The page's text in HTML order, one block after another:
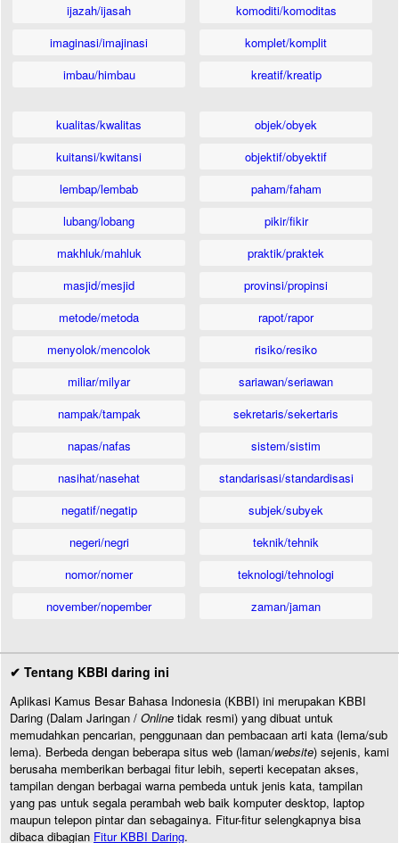
ijazah/ijasah
imaginasi/imajinasi
imbau/himbau
komoditi/komoditas
komplet/komplit
kreatif/kreatip
kualitas/kwalitas
kuitansi/kwitansi
lembap/lembab
lubang/lobang
makhluk/mahluk
masjid/mesjid
metode/metoda
menyolok/mencolok
miliar/milyar
nampak/tampak
napas/nafas
nasihat/nasehat
negatif/negatip
negeri/negri
nomor/nomer
november/nopember
objek/obyek
objektif/obyektif
paham/faham
pikir/fikir
praktik/praktek
provinsi/propinsi
rapot/rapor
risiko/resiko
sariawan/seriawan
sekretaris/sekertaris
sistem/sistim
standarisasi/standardisasi
subjek/subyek
teknik/tehnik
teknologi/tehnologi
zaman/jaman
✔ Tentang KBBI daring ini
Aplikasi Kamus Besar Bahasa Indonesia (KBBI) ini merupakan KBBI
Daring (Dalam Jaringan / Online tidak resmi) yang dibuat untuk
memudahkan pencarian, penggunaan dan pembacaan arti kata (lema/sub
lema). Berbeda dengan beberapa situs web (laman/website) sejenis, kami
berusaha memberikan berbagai fitur lebih, seperti kecepatan akses,
tampilan dengan berbagai warna pembeda untuk jenis kata, tampilan
yang pas untuk segala perambah web baik komputer desktop, laptop
maupun telepon pintar dan sebagainya. Fitur-fitur selengkapnya bisa
dibaca dibagian Fitur KBBI Daring.